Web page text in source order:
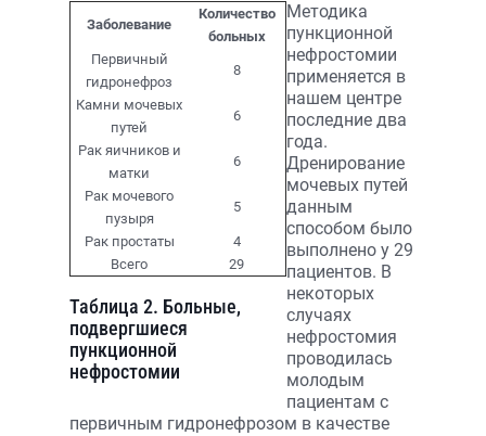
Таблица 2. Больные,
подвергшиеся
пункционной
нефростомии
Заболевание
Количество
больных
Первичный
гидронефроз
8
Камни мочевых
путей
6
Рак яичников и
матки
6
Рак мочевого
пузыря
5
Рак простаты
4
Всего
29
Методика
пункционной
нефростомии
применяется в
нашем центре
последние два
года.
Дренирование
мочевых путей
данным
способом было
выполнено у 29
пациентов. В
некоторых
случаях
нефростомия
проводилась
молодым
пациентам с
первичным гидронефрозом в качестве